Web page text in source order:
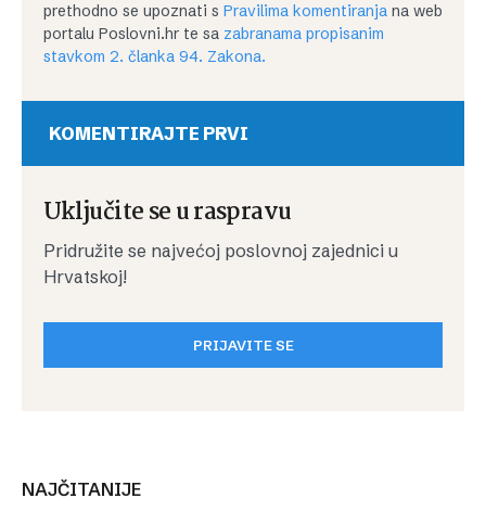
prethodno se upoznati s Pravilima komentiranja na web
portalu Poslovni.hr te sa zabranama propisanim
stavkom 2. članka 94. Zakona.
KOMENTIRAJTE PRVI
Uključite se u raspravu
Pridružite se najvećoj poslovnoj zajednici u
Hrvatskoj!
PRIJAVITE SE
NAJČITANIJE